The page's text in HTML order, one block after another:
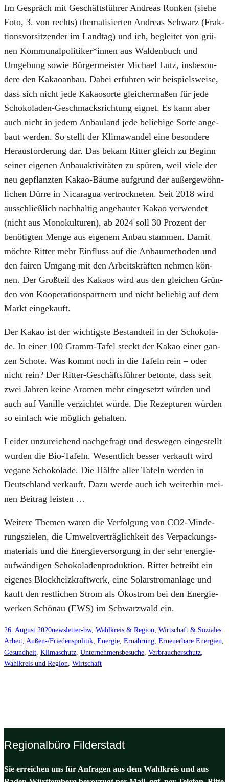
Im Gespräch mit Geschäfts­füh­rer Andre­as Ron­ken (sie­he
Foto, 3. von rechts) the­ma­ti­sier­ten Andre­as Schwarz (Frak­
ti­ons­vor­sit­zen­der im Land­tag) und ich, beglei­tet von grü­
nen Kommunalpolitiker*innen aus Wal­den­buch und
Umge­bung sowie Bür­ger­meis­ter Micha­el Lutz, ins­be­son­
de­re den Kakao­an­bau. Dabei erfuh­ren wir bei­spiels­wei­se,
dass sich nicht jede Kakao­sor­te glei­cher­ma­ßen für jede
Scho­ko­la­den-Geschmacks­rich­tung eig­net. Es kann aber
auch nicht in jedem Anbau­land jede belie­bi­ge Sor­te ange­
baut wer­den. So stellt der Kli­ma­wan­del eine beson­de­re
Her­aus­for­de­rung dar. Das bekam Rit­ter gleich zu Beginn
sei­ner eige­nen Anbau­ak­ti­vi­tä­ten zu spü­ren, weil vie­le der
neu gepflanz­ten Kakao-Bäu­me auf­grund der außer­ge­wöhn­
li­chen Dür­re in Nica­ra­gua ver­trock­ne­ten. Seit 2018 wird
aus­schließ­lich nach­hal­tig ange­bau­ter Kakao ver­wen­det
(nicht aus Mono­kul­tu­ren), ab 2024 soll 30 Pro­zent der
benö­tig­ten Men­ge aus eige­nem Anbau stam­men. Damit
möch­te Rit­ter mehr Ein­fluss auf die Anbau­me­tho­den und
den fai­ren Umgang mit den Arbeits­kräf­ten neh­men kön­
nen. Der Groß­teil des Kakaos wird aus den glei­chen Grün­
den von Koope­ra­ti­ons­part­nern und nicht belie­big auf dem
Markt ein­ge­kauft.
Der Kakao ist der wich­tigs­te Bestand­teil in der Scho­ko­la­
de. In einer 100 Gramm-Tafel steckt der Kakao einer gan­
zen Scho­te. Was kommt noch in die Tafeln rein – oder
nicht rein? Der Rit­ter-Geschäfts­füh­rer beton­te, dass seit
zwei Jah­ren kei­ne Aro­men mehr ein­ge­setzt wür­den und
auch auf Vanil­le ver­zich­tet wür­de. Die Rezep­tu­ren wür­den
so ein­fach wie mög­lich gehal­ten.
Lei­der unzu­rei­chend nach­ge­fragt und des­we­gen ein­ge­stellt
wur­den die Bio-Tafeln. Wesent­lich bes­ser ver­kauft wird
vega­ne Scho­ko­la­de. Die Hälf­te aller Tafeln wer­den in
Deutsch­land ver­kauft. Dazu wer­de auch ich wei­ter­hin mei­
nen Bei­trag leis­ten …
Wei­te­re The­men waren die Ver­fol­gung von CO2-Min­de­
rungs­zie­len, die Umwelt­ver­träg­lich­keit des Ver­pa­ckungs­
ma­te­ri­als und die Ener­gie­ver­sor­gung in der sehr ener­gie­
auf­wän­di­gen Scho­ko­la­den­pro­duk­ti­on. Rit­ter betreibt ein
eige­nes Block­heiz­kraft­werk, eine Solar­strom­an­la­ge und
kauft den rest­li­chen Strom als Öko­strom bei den Ener­gie­
wer­ken Schön­au (EWS) im Schwarz­wald ein.
26. August 2020newsletter-bw, Wahlkreis & Region Wirtschaft & Soziales
Arbeit Außen-/Friedenspolitik Energie Ernährung Erneuerbare Energien
Gesundheit Klimaschutz Unternehmensbesuche Verbraucherschutz
Wahlkreis und Region Wirtschaft
Regionalbüro Filderstadt
Sie erreichen uns für Anfragen aus dem Wahlkreis und aus